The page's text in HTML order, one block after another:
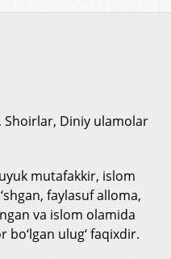
Shoirlar, Diniy ulamolar
mutafakkir, islom
faylasuf alloma,
va islom olamida
ulug‘ faqixdir.